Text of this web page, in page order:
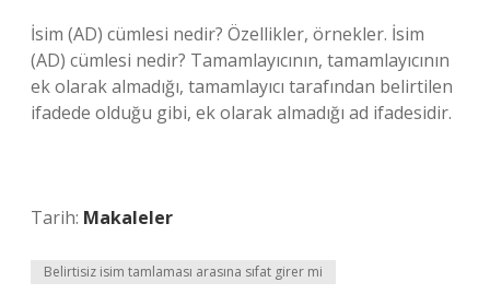
İsim (AD) cümlesi nedir? Özellikler, örnekler. İsim
(AD) cümlesi nedir? Tamamlayıcının, tamamlayıcının
ek olarak almadığı, tamamlayıcı tarafından belirtilen
ifadede olduğu gibi, ek olarak almadığı ad ifadesidir.
Tarih: Makaleler
Belirtisiz isim tamlaması arasına sıfat girer mi